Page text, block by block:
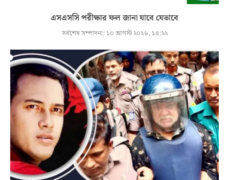
এসএসসি পরীক্ষার ফল জানা যাবে যেভাবে
সর্বশেষ সম্পাদনা: ১০ আগস্ট ২০২৬, ১৫:২২